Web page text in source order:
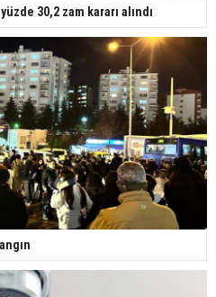
30,2 zam kararı alındı